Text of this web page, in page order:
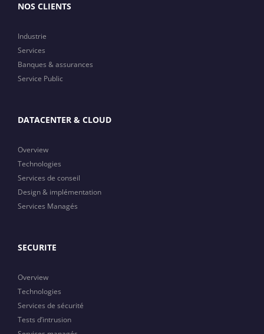
NOS CLIENTS
Industrie
Services
Banques & assurances
Service Public
DATACENTER & CLOUD
Overview
Technologies
Services de conseil
Design & implémentation
Services Managés
SECURITE
Overview
Technologies
Services de sécurité
Tests d’intrusion